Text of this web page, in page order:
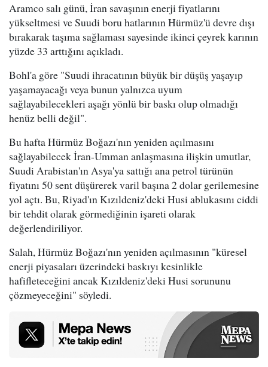
Aramco salı günü, İran savaşının enerji fiyatlarını
yükseltmesi ve Suudi boru hatlarının Hürmüz'ü devre dışı
bırakarak taşıma sağlaması sayesinde ikinci çeyrek karının
yüzde 33 arttığını açıkladı.
Bohl'a göre "Suudi ihracatının büyük bir düşüş yaşayıp
yaşamayacağı veya bunun yalnızca uyum
sağlayabilecekleri aşağı yönlü bir baskı olup olmadığı
henüz belli değil".
Bu hafta Hürmüz Boğazı'nın yeniden açılmasını
sağlayabilecek İran-Umman anlaşmasına ilişkin umutlar,
Suudi Arabistan'ın Asya'ya sattığı ana petrol türünün
fiyatını 50 sent düşürerek varil başına 2 dolar gerilemesine
yol açtı. Bu, Riyad'ın Kızıldeniz'deki Husi ablukasını ciddi
bir tehdit olarak görmediğinin işareti olarak
değerlendiriliyor.
Salah, Hürmüz Boğazı'nın yeniden açılmasının "küresel
enerji piyasaları üzerindeki baskıyı kesinlikle
hafifleteceğini ancak Kızıldeniz'deki Husi sorununu
çözmeyeceğini" söyledi.